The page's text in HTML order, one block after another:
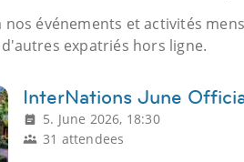
nos événements et activités
expatriés hors ligne.
InterNations June
5. June 2026, 18:30
31 attendees